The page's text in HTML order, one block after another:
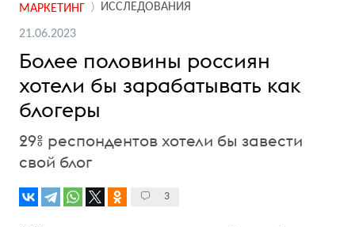
МАРКЕТИНГ ИССЛЕДОВАНИЯ
21.06.2023
Более половины россиян
хотели бы зарабатывать как
блогеры
29% респондентов хотели бы завести
свой блог
3